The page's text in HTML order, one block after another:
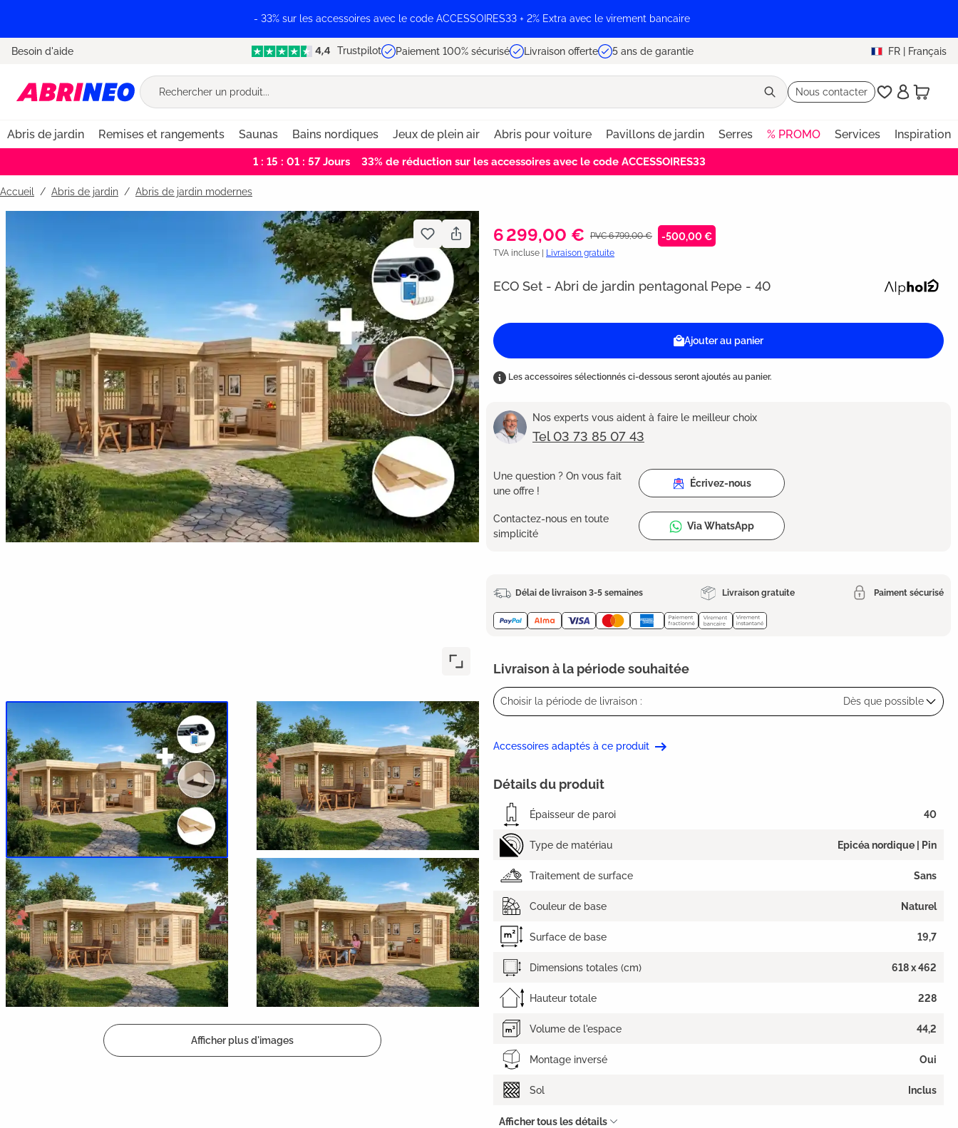
- 33% sur les accessoires avec le code ACCESSOIRES33 + 2% Extra avec le virement bancaire
Besoin d'aide Trustpilot Paiement 100% sécurisé Livraison offerte 5 ans de garantie FR | Français
Nous contacter
Abris de jardin Remises et rangements Saunas Bains nordiques Jeux de plein air Abris pour voiture Pavillons de jardin Serres % PROMO Services Inspiration
1 : 15 : 01 : 56Jours 33% de réduction sur les accessoires avec le code ACCESSOIRES33
Accueil Abris de jardin / Abris de jardin modernes
Afficher plus d'images
6 299,00 € PVC 6 799,00 € -500,00 €
TVA incluse | Livraison gratuite
ECO Set - Abri de jardin pentagonal Pepe - 40
Ajouter au panier
Les accessoires sélectionnés ci-dessous seront ajoutés au panier.
Nos experts vous aident à faire le meilleur choix
Tel 03 73 85 07 43
Une question ? On vous fait
une offre !
Écrivez-nous
Contactez-nous en toute
simplicité
Via WhatsApp
Délai de livraison 3-5 semaines Livraison gratuite Paiment sécurisé
Livraison à la période souhaitée
Choisir la période de livraison : Dès que possible
Accessoires adaptés à ce produit
Détails du produit
Épaisseur de paroi 40
Type de matériau Epicéa nordique | Pin
Traitement de surface Sans
Couleur de base Naturel
Surface de base 19,7
Dimensions totales (cm) 618 x 462
Hauteur totale 228
Volume de l'espace 44,2
Montage inversé Oui
Sol Inclus
Afficher tous les détails